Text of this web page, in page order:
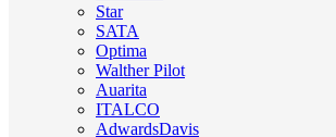
Star
SATA
Optima
Walther Pilot
Auarita
ITALCO
AdwardsDavis